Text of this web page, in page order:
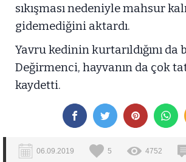
sıkışması nedeniyle mahsur
gidemediğini aktardı.
Yavru kedinin kurtarıldığını da
Değirmenci, hayvanın da çok
kaydetti.
06.09.2019 5 4752